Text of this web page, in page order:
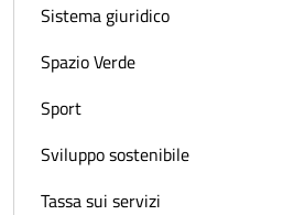
Sistema giuridico
Spazio Verde
Sport
Sviluppo sostenibile
Tassa sui servizi